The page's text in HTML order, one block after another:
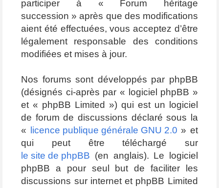
participer à « Forum héritage
succession » après que des modifications
aient été effectuées, vous acceptez d’être
légalement responsable des conditions
modifiées et mises à jour.
Nos forums sont développés par phpBB
(désignés ci-après par « logiciel phpBB »
et « phpBB Limited ») qui est un logiciel
de forum de discussions déclaré sous la
«
licence publique générale GNU 2.0 » et
qui peut être téléchargé sur
le site de phpBB (en anglais). Le logiciel
phpBB a pour seul but de faciliter les
discussions sur internet et phpBB Limited